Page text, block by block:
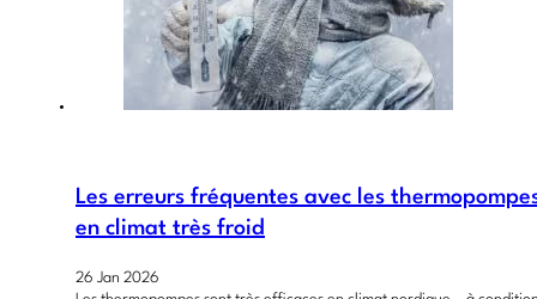
Les erreurs fréquentes avec les
en climat très froid
26 Jan 2026